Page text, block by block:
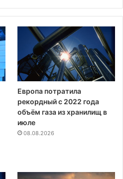
Европа потратила
рекордный с 2022 года
объём газа из хранилищ в
июле
08.08.2026